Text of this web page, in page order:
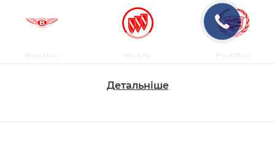
Bentley Buick Cadillac
Детальніше